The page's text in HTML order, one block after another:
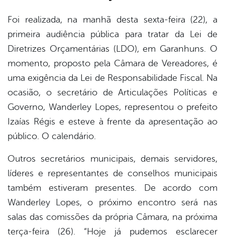
Foi realizada, na manhã desta sexta-feira (22), a
primeira audiência pública para tratar da Lei de
Diretrizes Orçamentárias (LDO), em Garanhuns. O
momento, proposto pela Câmara de Vereadores, é
uma exigência da Lei de Responsabilidade Fiscal. Na
ocasião, o secretário de Articulações Políticas e
Governo, Wanderley Lopes, representou o prefeito
Izaías Régis e esteve à frente da apresentação ao
público. O calendário.
Outros secretários municipais, demais servidores,
líderes e representantes de conselhos municipais
também estiveram presentes. De acordo com
Wanderley Lopes, o próximo encontro será nas
salas das comissões da própria Câmara, na próxima
terça-feira (26). “Hoje já pudemos esclarecer